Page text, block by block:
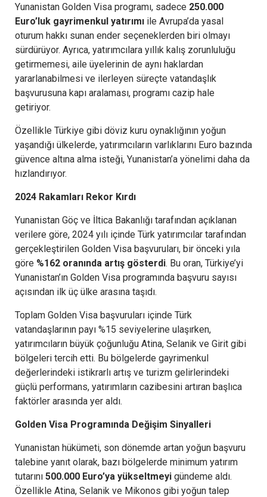
Yunanistan Golden Visa programı, sadece 250.000
Euro’luk gayrimenkul yatırımı ile Avrupa’da yasal
oturum hakkı sunan ender seçeneklerden biri olmayı
sürdürüyor. Ayrıca, yatırımcılara yıllık kalış zorunluluğu
getirmemesi, aile üyelerinin de aynı haklardan
yararlanabilmesi ve ilerleyen süreçte vatandaşlık
başvurusuna kapı aralaması, programı cazip hale
getiriyor.
Özellikle Türkiye gibi döviz kuru oynaklığının yoğun
yaşandığı ülkelerde, yatırımcıların varlıklarını Euro bazında
güvence altına alma isteği, Yunanistan’a yönelimi daha da
hızlandırıyor.
2024 Rakamları Rekor Kırdı
Yunanistan Göç ve İltica Bakanlığı tarafından açıklanan
verilere göre, 2024 yılı içinde Türk yatırımcılar tarafından
gerçekleştirilen Golden Visa başvuruları, bir önceki yıla
göre %162 oranında artış gösterdi. Bu oran, Türkiye’yi
Yunanistan’ın Golden Visa programında başvuru sayısı
açısından ilk üç ülke arasına taşıdı.
Toplam Golden Visa başvuruları içinde Türk
vatandaşlarının payı %15 seviyelerine ulaşırken,
yatırımcıların büyük çoğunluğu Atina, Selanik ve Girit gibi
bölgeleri tercih etti. Bu bölgelerde gayrimenkul
değerlerindeki istikrarlı artış ve turizm gelirlerindeki
güçlü performans, yatırımların cazibesini artıran başlıca
faktörler arasında yer aldı.
Golden Visa Programında Değişim Sinyalleri
Yunanistan hükümeti, son dönemde artan yoğun başvuru
talebine yanıt olarak, bazı bölgelerde minimum yatırım
tutarını 500.000 Euro’ya yükseltmeyi gündeme aldı.
Özellikle Atina, Selanik ve Mikonos gibi yoğun talep